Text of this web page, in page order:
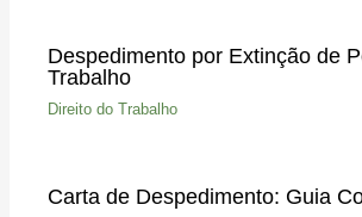
Despedimento por Extinção de
Trabalho
Direito do Trabalho
Carta de Despedimento: Guia